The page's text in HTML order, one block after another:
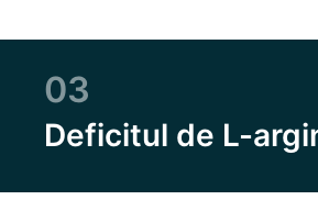
03
Deficitul de L-